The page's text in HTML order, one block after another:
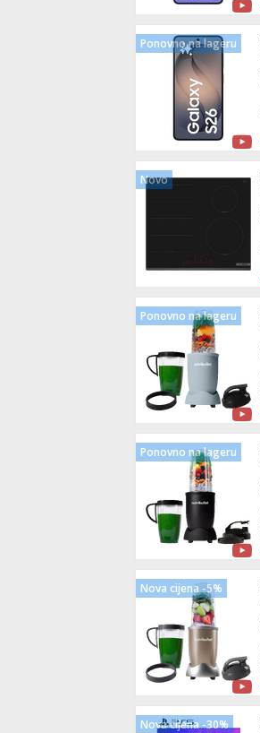
Ponovno na lageru
Novo
Ponovno na lageru
Ponovno na lageru
Nova cijena -5%
Nova cijena -30%